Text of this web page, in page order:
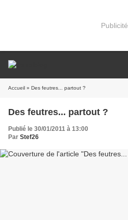
Publicité
Accueil » Des feutres... partout ?
Des feutres... partout ?
Publié le 30/01/2011 à 13:00
Par Stef26